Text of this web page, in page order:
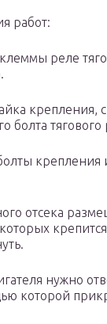
работ:
реле
крепления,
болта тягового
крепления
отсека
нужно
которой